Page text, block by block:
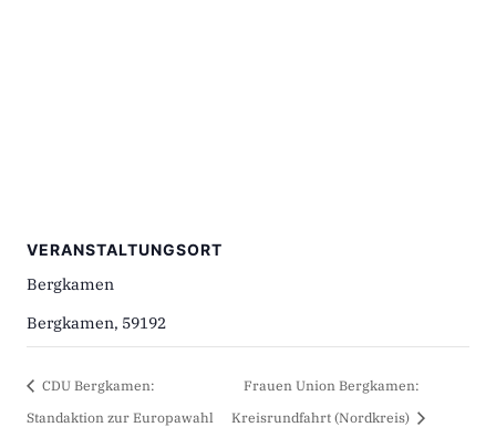
VERANSTALTUNGSORT
Bergkamen
Bergkamen, 59192
CDU Bergkamen:
Standaktion zur Europawahl
Frauen Union Bergkamen:
Kreisrundfahrt (Nordkreis)